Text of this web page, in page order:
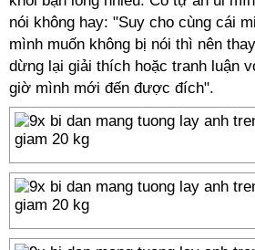
nói không hay: "Suy cho cùng cái
mình muốn không bị nói thì nên
dừng lại giải thích hoặc tranh luận
giờ mình mới đến được đích".